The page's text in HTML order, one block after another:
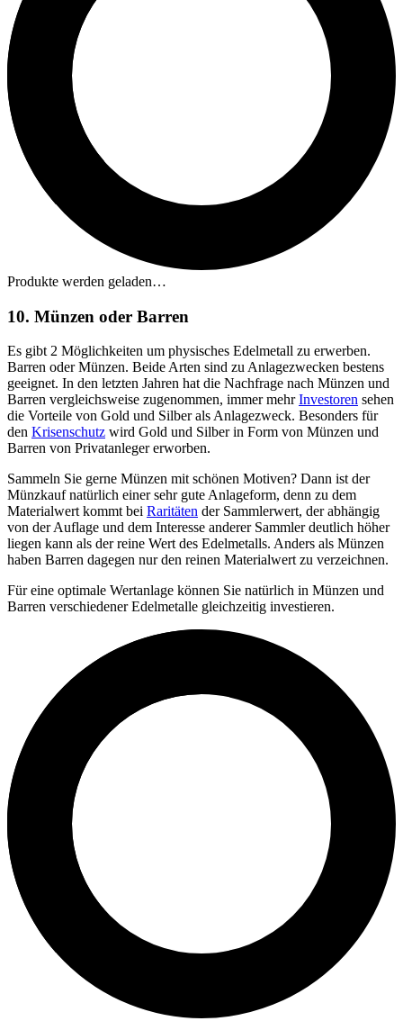
Produkte werden geladen…
10. Münzen oder Barren
Es gibt 2 Möglichkeiten um physisches Edelmetall zu erwerben.
Barren oder Münzen. Beide Arten sind zu Anlagezwecken bestens
geeignet. In den letzten Jahren hat die Nachfrage nach Münzen und
Barren vergleichsweise zugenommen, immer mehrInvestoren sehen
die Vorteile von Gold und Silber als Anlagezweck. Besonders für
den Krisenschutz wird Gold und Silber in Form von Münzen und
Barren von Privatanleger erworben.
Sammeln Sie gerne Münzen mit schönen Motiven? Dann ist der
Münzkauf natürlich einer sehr gute Anlageform, denn zu dem
Materialwert kommt bei Raritäten der Sammlerwert, der abhängig
von der Auflage und dem Interesse anderer Sammler deutlich höher
liegen kann als der reine Wert des Edelmetalls. Anders als Münzen
haben Barren dagegen nur den reinen Materialwert zu verzeichnen.
Für eine optimale Wertanlage können Sie natürlich in Münzen und
Barren verschiedener Edelmetalle gleichzeitig investieren.